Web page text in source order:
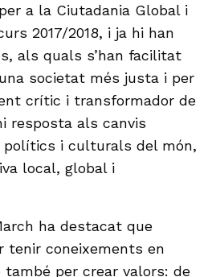
a la Ciutadania Global i
2017/2018, i ja hi han
als quals s’han facilitat
societat més justa i per
crític i transformador de
resposta als canvis
polítics i culturals del món,
local, global i
ha destacat que
tenir coneixements en
també per crear valors: de